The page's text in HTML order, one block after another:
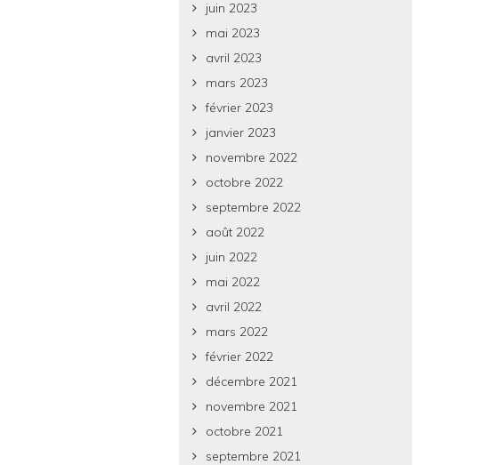
juin 2023
mai 2023
avril 2023
mars 2023
février 2023
janvier 2023
novembre 2022
octobre 2022
septembre 2022
août 2022
juin 2022
mai 2022
avril 2022
mars 2022
février 2022
décembre 2021
novembre 2021
octobre 2021
septembre 2021